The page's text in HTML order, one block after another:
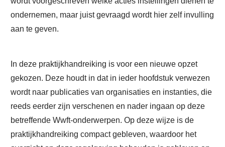
ondernemen, maar juist gevraagd wordt hier zelf invulling
aan te geven.
In deze praktijkhandreiking is voor een nieuwe opzet
gekozen. Deze houdt in dat in ieder hoofdstuk verwezen
wordt naar publicaties van organisaties en instanties, die
reeds eerder zijn verschenen en nader ingaan op deze
betreffende Wwft-onderwerpen. Op deze wijze is de
praktijkhandreiking compact gebleven, waardoor het